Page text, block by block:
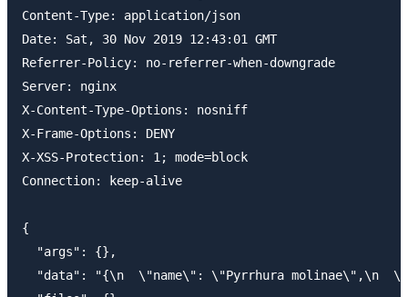
Content-Type: application/json
Date: Sat, 30 Nov 2019 12:43:01 GMT
Referrer-Policy: no-referrer-when-downgrade
Server: nginx
X-Content-Type-Options: nosniff
X-Frame-Options: DENY
X-XSS-Protection: 1; mode=block
Connection: keep-alive
{
  "args": {},
"data": "{\n  \"name\": \"Pyrrhura molinae\",\n